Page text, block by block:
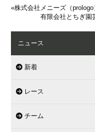
«株式会社メニーズ（
有限会社とちぎ園
ニュース
新着
レース
チーム